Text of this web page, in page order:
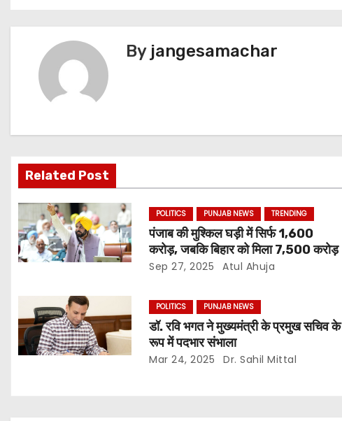
By jangesamachar
Related Post
POLITICS PUNJAB NEWS TRENDING
पंजाब की मुश्किल घड़ी में सिर्फ 1,600
करोड़, जबकि बिहार को मिला 7,500 करोड़
Sep 27, 2025 Atul Ahuja
POLITICS PUNJAB NEWS
डॉ. रवि भगत ने मुख्यमंत्री के प्रमुख सचिव के
रूप में पदभार संभाला
Mar 24, 2025 Dr. Sahil Mittal